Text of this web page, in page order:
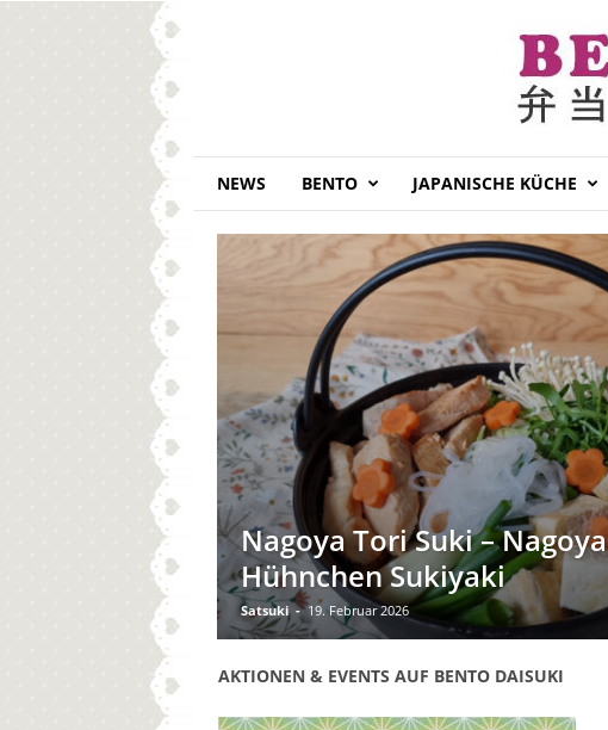
B
T
NEWS BENTO JAPANISCHE KÜCHE
Nagoya Tori Suki – Nagoya
Hühnchen Sukiyaki
Satsuki - 19. Februar 2026
AKTIONEN & EVENTS AUF BENTO DAISUKI